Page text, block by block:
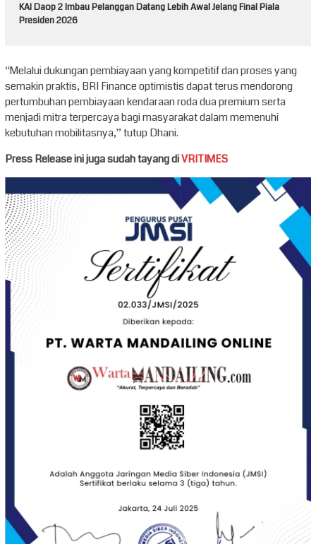
KAI Daop 2 Imbau Pelanggan Datang Lebih Awal Jelang Final Piala
Presiden 2026
“Melalui dukungan pembiayaan yang kompetitif dan proses yang
semakin praktis, BRI Finance optimistis dapat terus mendorong
pertumbuhan pembiayaan kendaraan roda dua premium serta
menjadi mitra terpercaya bagi masyarakat dalam memenuhi
kebutuhan mobilitasnya,” tutup Dhani.
Press Release ini juga sudah tayang diVRITIMES